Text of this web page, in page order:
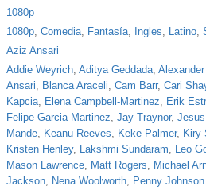
1080p
1080p, Comedia, Fantasía, Ingles, Latino,
Aziz Ansari
Addie Weyrich, Aditya Geddada,
Ansari, Blanca Araceli, Cam Barr, Cari
Kapcia, Elena Campbell-Martinez, Erik
Felipe Garcia Martinez, Jay Traynor,
Mande, Keanu Reeves, Keke Palmer, Kiry
Kristen Henley, Lakshmi Sundaram, Leo
Mason Lawrence, Matt Rogers, Michael
Jackson, Nena Woolworth, Penny